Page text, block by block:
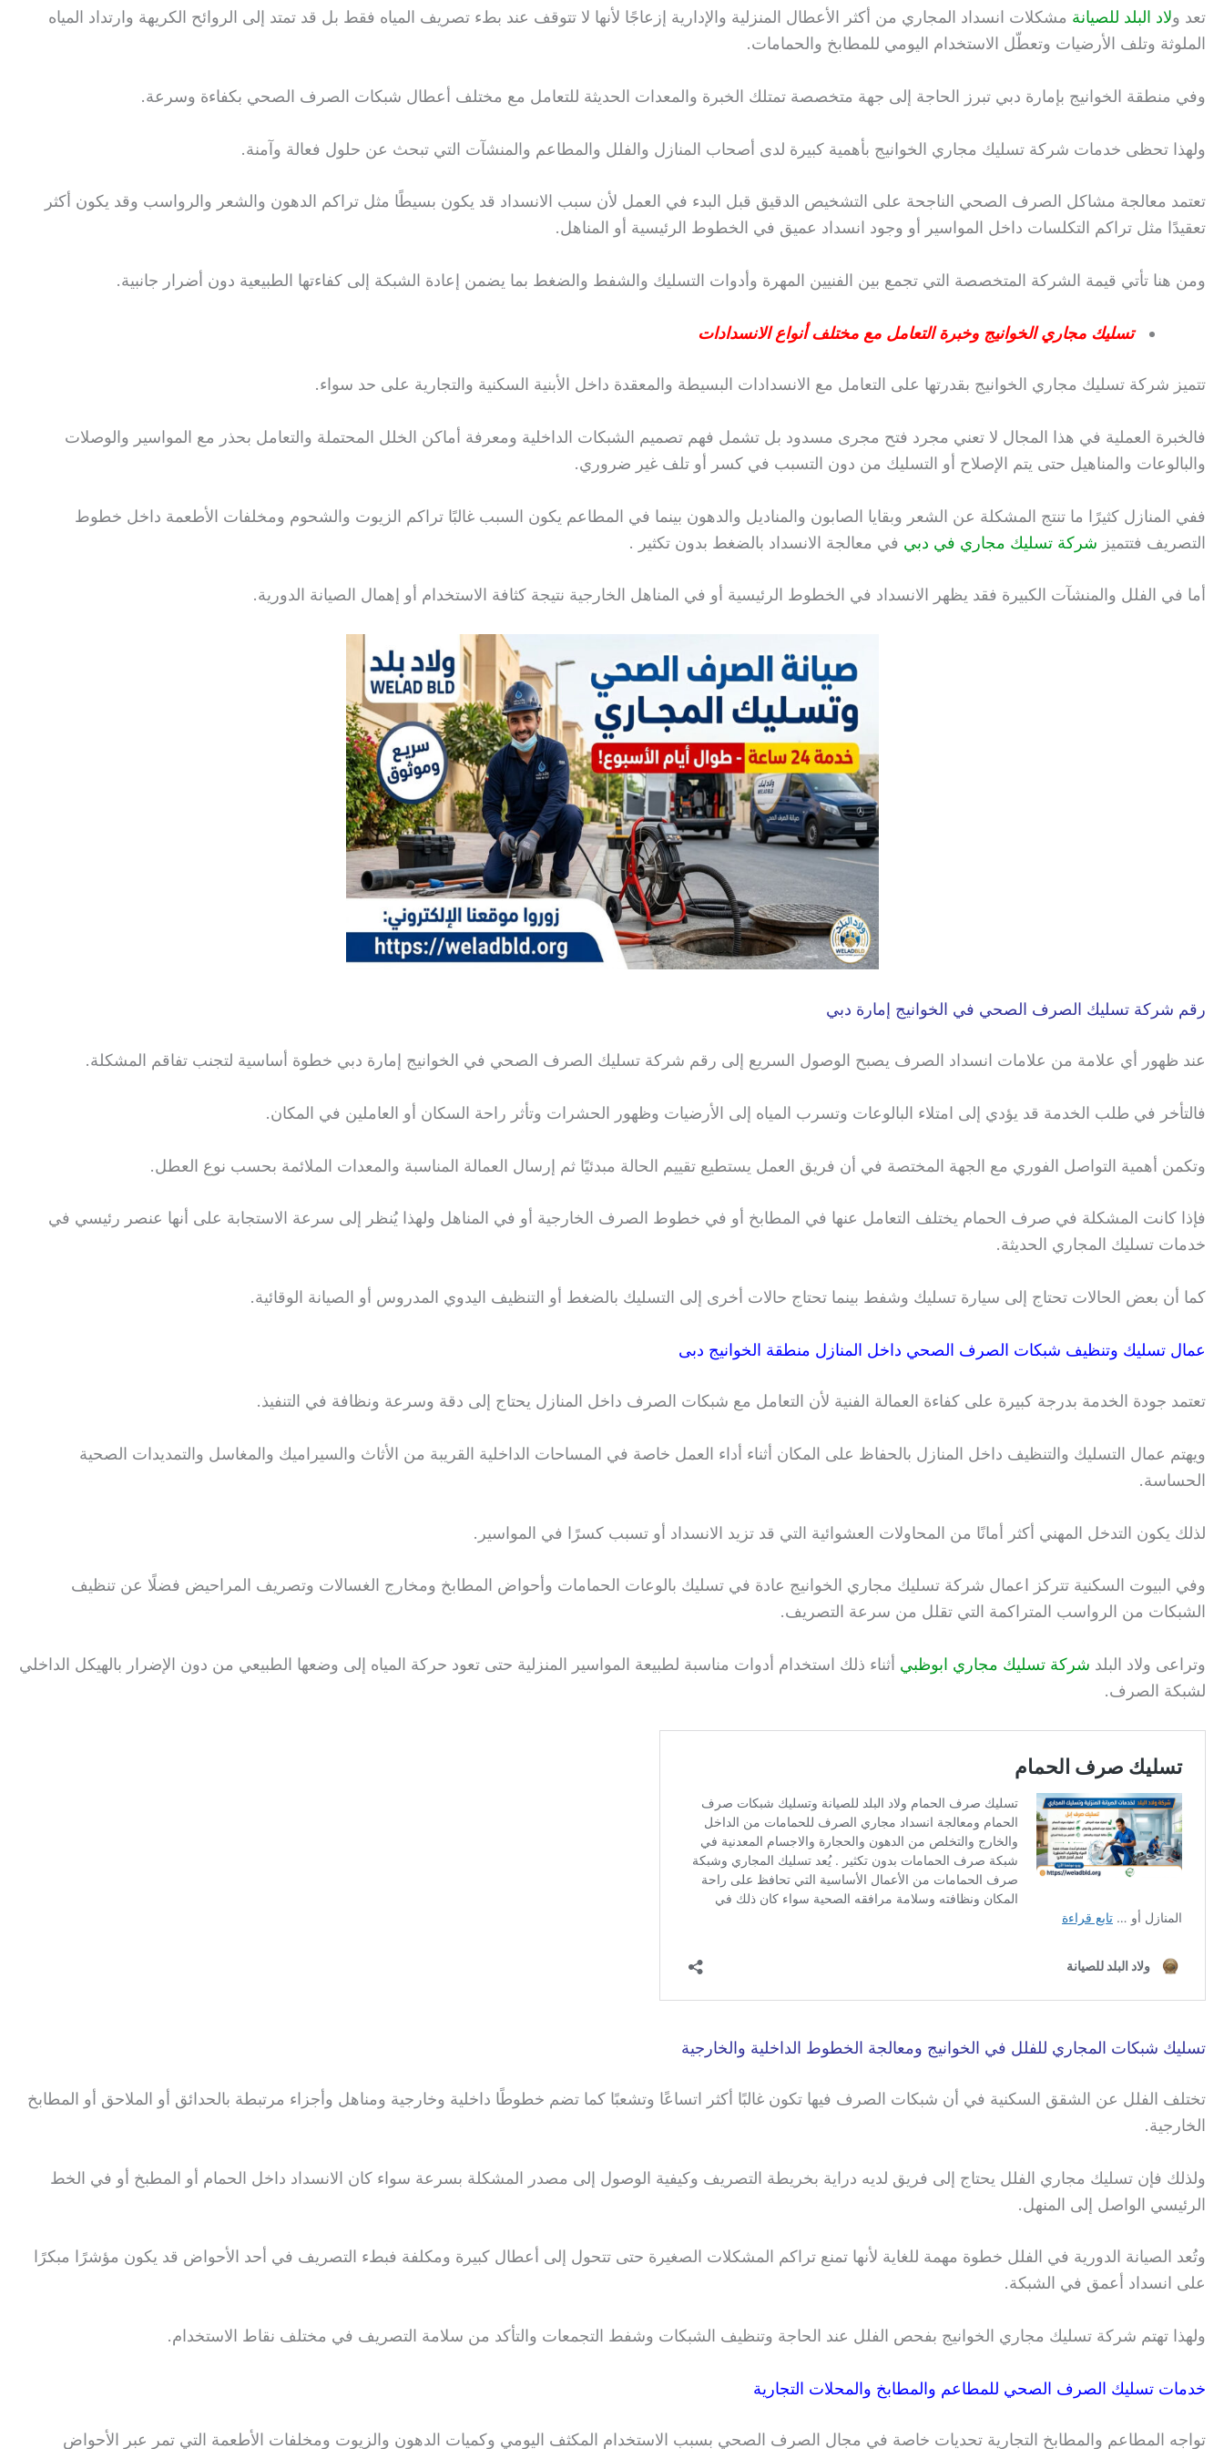
تعد ولاد البلد للصيانة مشكلات انسداد المجاري من أكثر الأعطال المنزلية والإدارية إزعاجًا لأنها لا تتوقف عند بطء تصريف المياه فقط بل قد تمتد إلى الروائح الكريهة وارتداد المياه
الملوثة وتلف الأرضيات وتعطّل الاستخدام اليومي للمطابخ والحمامات.
وفي منطقة الخوانيج بإمارة دبي تبرز الحاجة إلى جهة متخصصة تمتلك الخبرة والمعدات الحديثة للتعامل مع مختلف أعطال شبكات الصرف الصحي بكفاءة وسرعة.
ولهذا تحظى خدمات شركة تسليك مجاري الخوانيج بأهمية كبيرة لدى أصحاب المنازل والفلل والمطاعم والمنشآت التي تبحث عن حلول فعالة وآمنة.
تعتمد معالجة مشاكل الصرف الصحي الناجحة على التشخيص الدقيق قبل البدء في العمل لأن سبب الانسداد قد يكون بسيطًا مثل تراكم الدهون والشعر والرواسب وقد يكون أكثر
تعقيدًا مثل تراكم التكلسات داخل المواسير أو وجود انسداد عميق في الخطوط الرئيسية أو المناهل.
ومن هنا تأتي قيمة الشركة المتخصصة التي تجمع بين الفنيين المهرة وأدوات التسليك والشفط والضغط بما يضمن إعادة الشبكة إلى كفاءتها الطبيعية دون أضرار جانبية.
تسليك مجاري الخوانيج وخبرة التعامل مع مختلف أنواع الانسدادات
تتميز شركة تسليك مجاري الخوانيج بقدرتها على التعامل مع الانسدادات البسيطة والمعقدة داخل الأبنية السكنية والتجارية على حد سواء.
فالخبرة العملية في هذا المجال لا تعني مجرد فتح مجرى مسدود بل تشمل فهم تصميم الشبكات الداخلية ومعرفة أماكن الخلل المحتملة والتعامل بحذر مع المواسير والوصلات
والبالوعات والمناهيل حتى يتم الإصلاح أو التسليك من دون التسبب في كسر أو تلف غير ضروري.
ففي المنازل كثيرًا ما تنتج المشكلة عن الشعر وبقايا الصابون والمناديل والدهون بينما في المطاعم يكون السبب غالبًا تراكم الزيوت والشحوم ومخلفات الأطعمة داخل خطوط
التصريف فتتميز شركة تسليك مجاري في دبي في معالجة الانسداد بالضغط بدون تكثير .
أما في الفلل والمنشآت الكبيرة فقد يظهر الانسداد في الخطوط الرئيسية أو في المناهل الخارجية نتيجة كثافة الاستخدام أو إهمال الصيانة الدورية.
رقم شركة تسليك الصرف الصحي في الخوانيج إمارة دبي
عند ظهور أي علامة من علامات انسداد الصرف يصبح الوصول السريع إلى رقم شركة تسليك الصرف الصحي في الخوانيج إمارة دبي خطوة أساسية لتجنب تفاقم المشكلة.
فالتأخر في طلب الخدمة قد يؤدي إلى امتلاء البالوعات وتسرب المياه إلى الأرضيات وظهور الحشرات وتأثر راحة السكان أو العاملين في المكان.
وتكمن أهمية التواصل الفوري مع الجهة المختصة في أن فريق العمل يستطيع تقييم الحالة مبدئيًا ثم إرسال العمالة المناسبة والمعدات الملائمة بحسب نوع العطل.
فإذا كانت المشكلة في صرف الحمام يختلف التعامل عنها في المطابخ أو في خطوط الصرف الخارجية أو في المناهل ولهذا يُنظر إلى سرعة الاستجابة على أنها عنصر رئيسي في
خدمات تسليك المجاري الحديثة.
كما أن بعض الحالات تحتاج إلى سيارة تسليك وشفط بينما تحتاج حالات أخرى إلى التسليك بالضغط أو التنظيف اليدوي المدروس أو الصيانة الوقائية.
عمال تسليك وتنظيف شبكات الصرف الصحي داخل المنازل منطقة الخوانيج دبى
تعتمد جودة الخدمة بدرجة كبيرة على كفاءة العمالة الفنية لأن التعامل مع شبكات الصرف داخل المنازل يحتاج إلى دقة وسرعة ونظافة في التنفيذ.
ويهتم عمال التسليك والتنظيف داخل المنازل بالحفاظ على المكان أثناء أداء العمل خاصة في المساحات الداخلية القريبة من الأثاث والسيراميك والمغاسل والتمديدات الصحية
الحساسة.
لذلك يكون التدخل المهني أكثر أمانًا من المحاولات العشوائية التي قد تزيد الانسداد أو تسبب كسرًا في المواسير.
وفي البيوت السكنية تتركز اعمال شركة تسليك مجاري الخوانيج عادة في تسليك بالوعات الحمامات وأحواض المطابخ ومخارج الغسالات وتصريف المراحيض فضلًا عن تنظيف
الشبكات من الرواسب المتراكمة التي تقلل من سرعة التصريف.
وتراعى ولاد البلد شركة تسليك مجاري ابوظبي أثناء ذلك استخدام أدوات مناسبة لطبيعة المواسير المنزلية حتى تعود حركة المياه إلى وضعها الطبيعي من دون الإضرار بالهيكل الداخلي
لشبكة الصرف.
تسليك شبكات المجاري للفلل في الخوانيج ومعالجة الخطوط الداخلية والخارجية
تختلف الفلل عن الشقق السكنية في أن شبكات الصرف فيها تكون غالبًا أكثر اتساعًا وتشعبًا كما تضم خطوطًا داخلية وخارجية ومناهل وأجزاء مرتبطة بالحدائق أو الملاحق أو المطابخ
الخارجية.
ولذلك فإن تسليك مجاري الفلل يحتاج إلى فريق لديه دراية بخريطة التصريف وكيفية الوصول إلى مصدر المشكلة بسرعة سواء كان الانسداد داخل الحمام أو المطبخ أو في الخط
الرئيسي الواصل إلى المنهل.
وتُعد الصيانة الدورية في الفلل خطوة مهمة للغاية لأنها تمنع تراكم المشكلات الصغيرة حتى تتحول إلى أعطال كبيرة ومكلفة فبطء التصريف في أحد الأحواض قد يكون مؤشرًا مبكرًا
على انسداد أعمق في الشبكة.
ولهذا تهتم شركة تسليك مجاري الخوانيج بفحص الفلل عند الحاجة وتنظيف الشبكات وشفط التجمعات والتأكد من سلامة التصريف في مختلف نقاط الاستخدام.
خدمات تسليك الصرف الصحي للمطاعم والمطابخ والمحلات التجارية
تواجه المطاعم والمطابخ التجارية تحديات خاصة في مجال الصرف الصحي بسبب الاستخدام المكثف اليومي وكميات الدهون والزيوت ومخلفات الأطعمة التي تمر عبر الأحواض